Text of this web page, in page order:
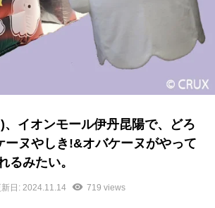
、イオンモール伊丹昆陽で、どろ
ーヌやしき!&オバケーヌがやって
るみたい。
日: 2024.11.14 719 views